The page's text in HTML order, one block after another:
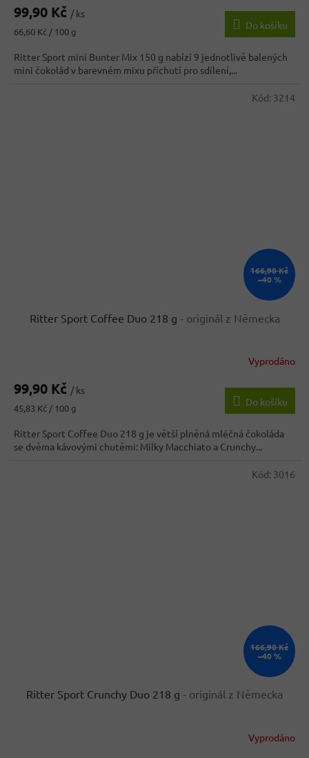
99,90 Kč / ks
Měrná
66,60 Kč / 100 g
Do košíku
Ritter Sport mini Bunter Mix 150 g nabízí 9 jednotlivě balených
mini čokolád v barevném mixu příchutí pro sdílení,...
166,90 Kč
–40 %
Ritter Sport Coffee Duo 218 g - originál z Německa
Vyprodáno
99,90 Kč / ks
Měrná
45,83 Kč / 100 g
Do košíku
Ritter Sport Coffee Duo 218 g je větší plněná mléčná čokoláda
se dvěma kávovými chutěmi: Milky Macchiato a Crunchy...
Kód: 3214
166,90 Kč
–40 %
Ritter Sport Crunchy Duo 218 g - originál z Německa
Vyprodáno
Kód: 3016